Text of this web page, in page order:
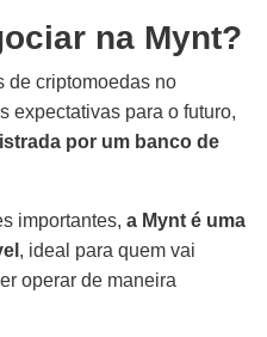
na Mynt?
de criptomoedas no
expectativas para o futuro,
por um banco de
importantes, a Mynt é uma
, ideal para quem vai
operar de maneira